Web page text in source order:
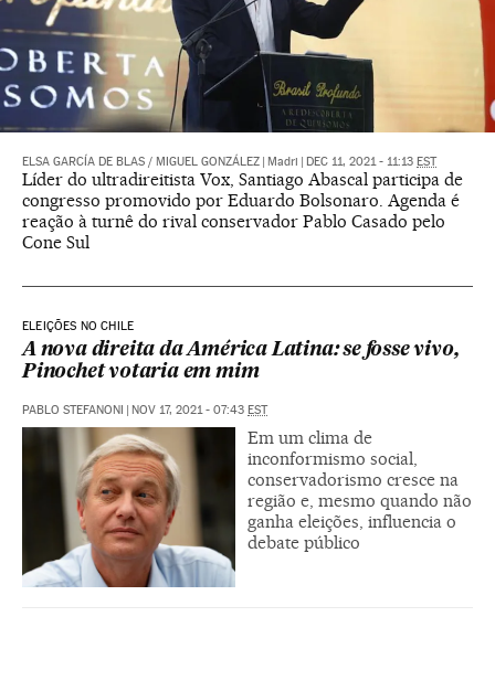
ELSA GARCÍA DE BLAS / MIGUEL GONZÁLEZ Madri DEC 11, 2021 - 11:13 EST
Líder do ultradireitista Vox, Santiago Abascal participa de
congresso promovido por Eduardo Bolsonaro. Agenda é
reação à turnê do rival conservador Pablo Casado pelo
Cone Sul
ELEIÇÕES NO CHILE
A nova direita da América Latina: se fosse vivo,
Pinochet votaria em mim
PABLO STEFANONI NOV 17, 2021 - 07:43 EST
Em um clima de
inconformismo social,
conservadorismo cresce na
região e, mesmo quando não
ganha eleições, influencia o
debate público